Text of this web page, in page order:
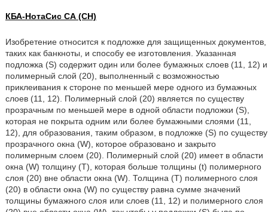
КБА-НотаСис СА (CH)
Изобретение относится к подложке для защищенных документов,
таких как банкноты, и способу ее изготовления. Указанная
подложка (S) содержит один или более бумажных слоев (11, 12) и
полимерный слой (20), выполненный с возможностью
приклеивания к стороне по меньшей мере одного из бумажных
слоев (11, 12). Полимерный слой (20) является по существу
прозрачным по меньшей мере в одной области подложки (S),
которая не покрыта одним или более бумажными слоями (11,
12), для образования, таким образом, в подложке (S) по существу
прозрачного окна (W), которое образовано и закрыто
полимерным слоем (20). Полимерный слой (20) имеет в области
окна (W) толщину (Т), которая больше толщины (t) полимерного
слоя (20) вне области окна (W). Толщина (Т) полимерного слоя
(20) в области окна (W) по существу равна сумме значений
толщины бумажного слоя или слоев (11, 12) и полимерного слоя